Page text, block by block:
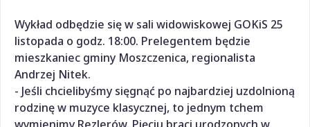
Wykład odbędzie się w sali widowiskowej GOKiS 25
listopada o godz. 18:00. Prelegentem będzie
mieszkaniec gminy Moszczenica, regionalista
Andrzej Nitek.
- Jeśli chcielibyśmy sięgnąć po najbardziej uzdolnioną
rodzinę w muzyce klasycznej, to jednym tchem